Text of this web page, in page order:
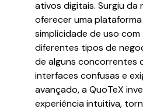
ativos digitais. Surgiu da
oferecer uma
simplicidade de uso com
diferentes tipos de
de alguns concorrentes
interfaces confusas e
avançado, a QuoTeX
experiência intuitiva,